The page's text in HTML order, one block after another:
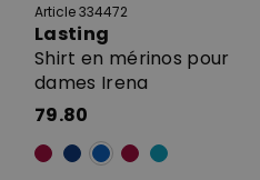
Article 334472
Lasting
Shirt en mérinos pour
dames Irena
79.80